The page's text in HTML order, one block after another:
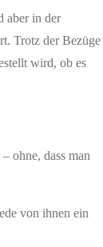
aber in der
Trotz der Bezüge
wird, ob es
ohne, dass man
von ihnen ein